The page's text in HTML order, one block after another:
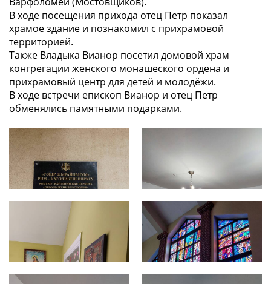
В ходе посещения прихода отец Петр показал
храмое здание и познакомил с прихрамовой
территорией.
Также Владыка Вианор посетил домовой храм
конгрегации женского монашеского ордена и
прихрамовый центр для детей и молодёжи.
В ходе встречи епископ Вианор и отец Петр
обменялись памятными подарками.